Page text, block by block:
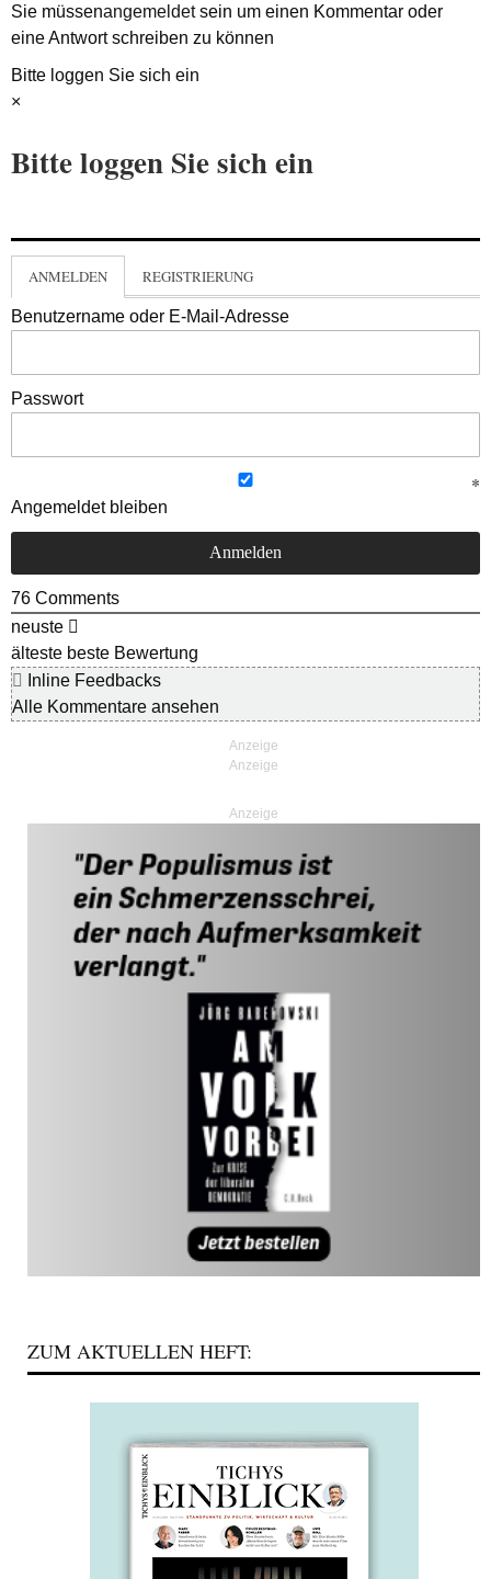
Sie müssenangemeldetsein um einen Kommentar oder
eine Antwort schreiben zu können
Bitte loggen Sie sich ein
×
Bitte loggen Sie sich ein
ANMELDEN REGISTRIERUNG
Benutzername oder E-Mail-Adresse
Passwort
Angemeldet bleiben
76 Comments
neuste
älteste beste Bewertung
Inline Feedbacks
Alle Kommentare ansehen
Anzeige
ZUM AKTUELLEN HEFT: